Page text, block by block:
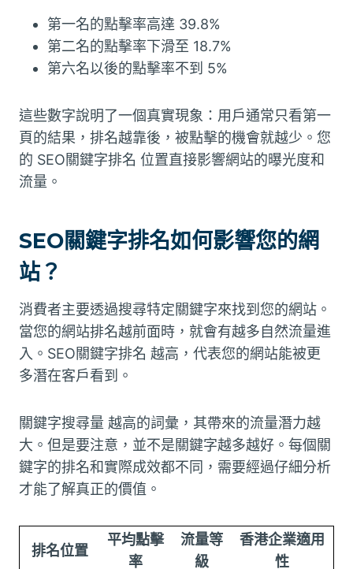
第一名的點擊率高達 39.8%
第二名的點擊率下滑至 18.7%
第六名以後的點擊率不到 5%
這些數字說明了一個真實現象：用戶通常只看第一
頁的結果，排名越靠後，被點擊的機會就越少。您
的 SEO關鍵字排名 位置直接影響網站的曝光度和
流量。
SEO關鍵字排名如何影響您的網
站？
消費者主要透過搜尋特定關鍵字來找到您的網站。
當您的網站排名越前面時，就會有越多自然流量進
入。SEO關鍵字排名 越高，代表您的網站能被更
多潛在客戶看到。
關鍵字搜尋量 越高的詞彙，其帶來的流量潛力越
大。但是要注意，並不是關鍵字越多越好。每個關
鍵字的排名和實際成效都不同，需要經過仔細分析
才能了解真正的價值。
排名位置
平均點擊
率
流量等
級
香港企業適用
性